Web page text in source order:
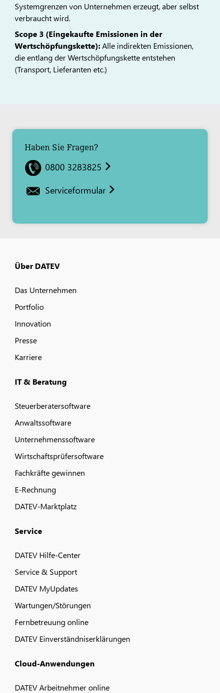
Systemgrenzen von Unternehmen erzeugt, aber selbst
verbraucht wird.
Scope 3 (Eingekaufte Emissionen in der
Wertschöpfungskette):Alle indirekten Emissionen,
die entlang der Wertschöpfungskette entstehen
(Transport, Lieferanten etc.)
Haben Sie Fragen?
0800 3283825
Serviceformular
Über DATEV
Das Unternehmen
Portfolio
Innovation
Presse
Karriere
IT & Beratung
Steuerberatersoftware
Anwaltssoftware
Unternehmenssoftware
Wirtschaftsprüfersoftware
Fachkräfte gewinnen
E-Rechnung
DATEV-Marktplatz
Service
DATEV Hilfe-Center
Service & Support
DATEV MyUpdates
Wartungen/Störungen
Fernbetreuung online
DATEV Einverständniserklärungen
Cloud-Anwendungen
DATEV Arbeitnehmer online